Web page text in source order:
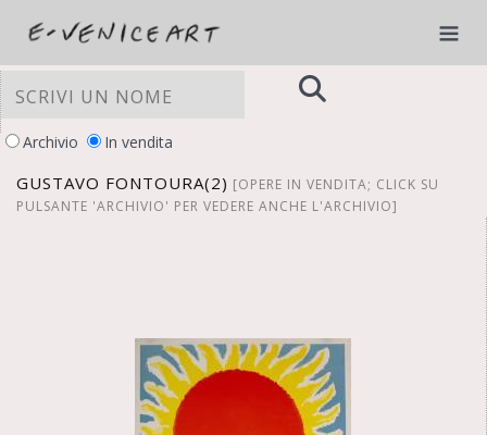
Archivio In vendita
GUSTAVO FONTOURA(2) [OPERE IN VENDITA; CLICK SU
PULSANTE 'ARCHIVIO' PER VEDERE ANCHE L'ARCHIVIO]